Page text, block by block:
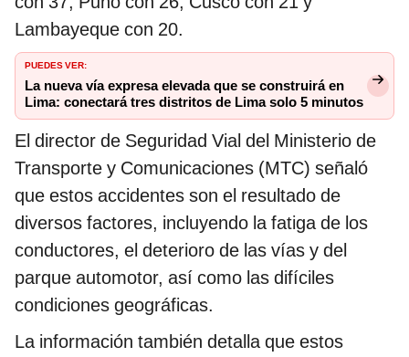
Lambayeque con 20.
PUEDES VER:
La nueva vía expresa elevada que se construirá en
Lima: conectará tres distritos de Lima solo 5 minutos
El director de Seguridad Vial del Ministerio de
Transporte y Comunicaciones (MTC) señaló
que estos accidentes son el resultado de
diversos factores, incluyendo la fatiga de los
conductores, el deterioro de las vías y del
parque automotor, así como las difíciles
condiciones geográficas.
La información también detalla que estos